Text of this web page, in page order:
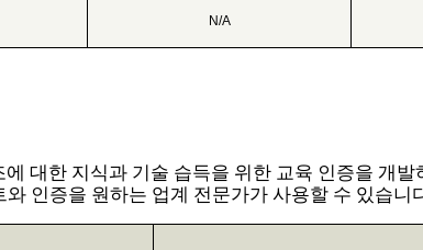
N/A
대한 지식과 기술 습득을 위한 교육 인증을 개
인증을 원하는 업계 전문가가 사용할 수 있습니